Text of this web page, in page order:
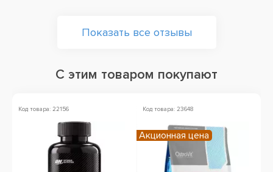
Показать все отзывы
С этим товаром покупают
Код товара: 22156 Код товара: 23648
Акционная цена